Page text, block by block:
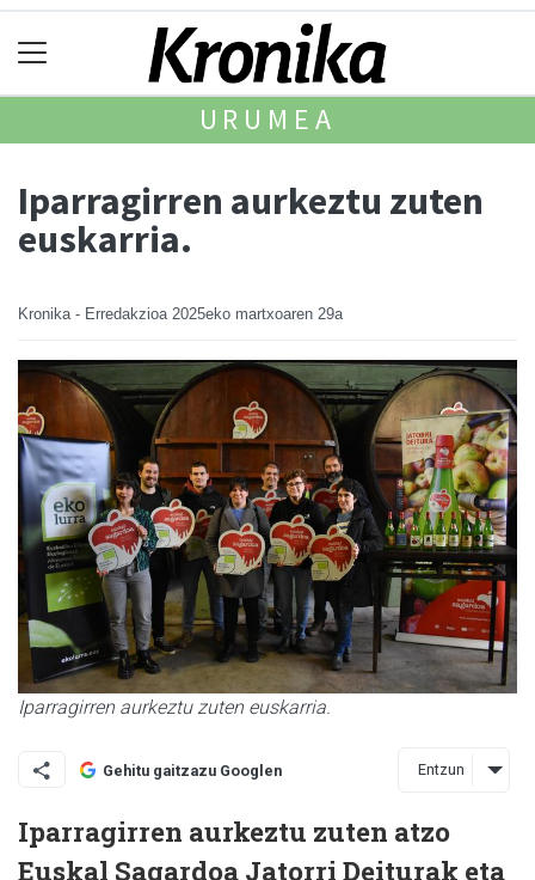
URUMEA
Iparragirren aurkeztu zuten
euskarria.
Kronika - Erredakzioa 2025eko martxoaren 29a
Iparragirren aurkeztu zuten euskarria.
Gehitu gaitzazu Googlen Entzun
Iparragirren aurkeztu zuten atzo
Euskal Sagardoa Jatorri Deiturak eta